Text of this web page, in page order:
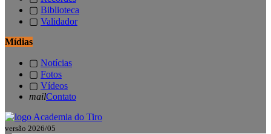
▢ Biblioteca
▢ Validador
Mídias
▢ Notícias
▢ Fotos
▢ Vídeos
mailContato
versão 2026/05